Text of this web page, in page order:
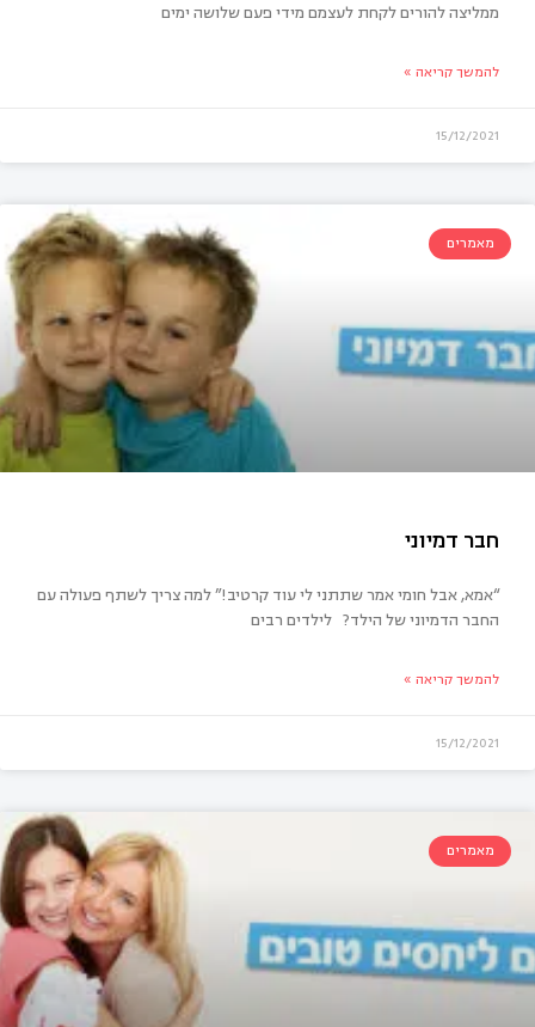
ממליצה להורים לקחת לעצמם מידי פעם שלושה ימים
להמשך קריאה »
15/12/2021
מאמרים
“אמא, אבל חומי אמר שתתני לי עוד קרטיב!” למה צריך לשתף פעולה עם
החבר הדמיוני של הילד? לילדים רבים
להמשך קריאה »
15/12/2021
מאמרים